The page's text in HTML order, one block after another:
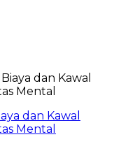
dan Kawal
Mental